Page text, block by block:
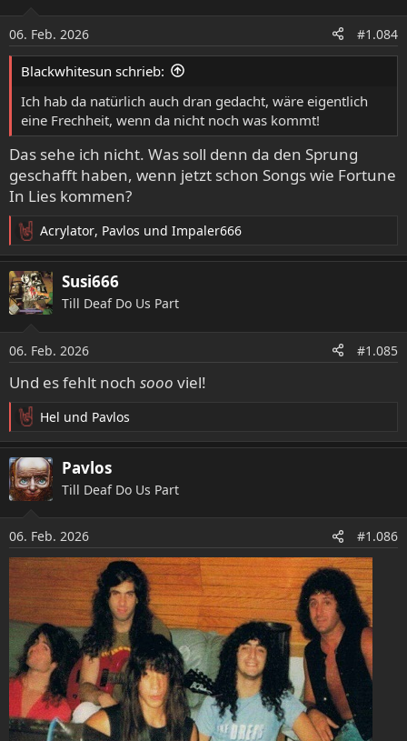
n
e
n
06. Feb. 2026 #1.084
Blackwhitesun schrieb:
Ich hab da natürlich auch dran gedacht, wäre eigentlich
eine Frechheit, wenn da nicht noch was kommt!
Das sehe ich nicht. Was soll denn da den Sprung
geschafft haben, wenn jetzt schon Songs wie Fortune
In Lies kommen?
R
e
a
k
t
n
e
n
Acrylator, Pavlos und Impaler666
Susi666
Till Deaf Do Us Part
06. Feb. 2026 #1.085
Und es fehlt noch sooo viel!
R
e
a
k
t
n
e
Hel und Pavlos
Pavlos
Till Deaf Do Us Part
06. Feb. 2026 #1.086